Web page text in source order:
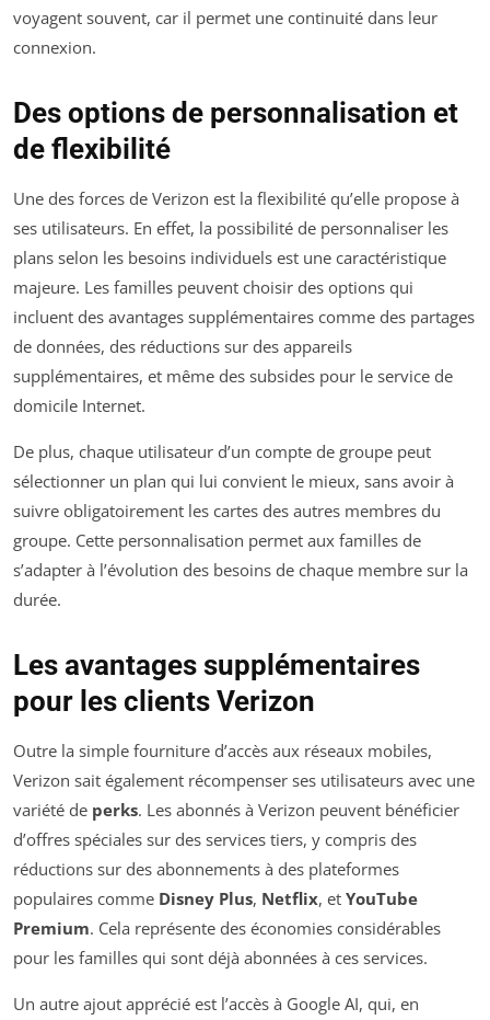
voyagent souvent, car il permet une continuité dans leur
connexion.
Des options de personnalisation et
de flexibilité
Une des forces de Verizon est la flexibilité qu’elle propose à
ses utilisateurs. En effet, la possibilité de personnaliser les
plans selon les besoins individuels est une caractéristique
majeure. Les familles peuvent choisir des options qui
incluent des avantages supplémentaires comme des partages
de données, des réductions sur des appareils
supplémentaires, et même des subsides pour le service de
domicile Internet.
De plus, chaque utilisateur d’un compte de groupe peut
sélectionner un plan qui lui convient le mieux, sans avoir à
suivre obligatoirement les cartes des autres membres du
groupe. Cette personnalisation permet aux familles de
s’adapter à l’évolution des besoins de chaque membre sur la
durée.
Les avantages supplémentaires
pour les clients Verizon
Outre la simple fourniture d’accès aux réseaux mobiles,
Verizon sait également récompenser ses utilisateurs avec une
variété de perks. Les abonnés à Verizon peuvent bénéficier
d’offres spéciales sur des services tiers, y compris des
réductions sur des abonnements à des plateformes
populaires comme Disney Plus, Netflix, et YouTube
Premium. Cela représente des économies considérables
pour les familles qui sont déjà abonnées à ces services.
Un autre ajout apprécié est l’accès à Google AI, qui, en